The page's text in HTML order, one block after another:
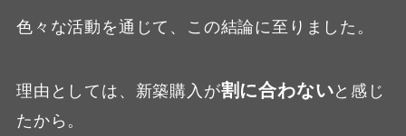
色々な活動を通じて、この結論に至りました。
理由としては、新築購入が割に合わないと感じ
たから。